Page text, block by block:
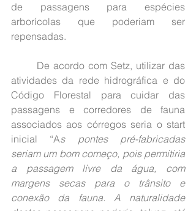
de passagens para espécies
arborícolas que poderiam ser
repensadas.
atividades da rede hidrográfica e do
Código Florestal para cuidar das
passagens e corredores de fauna
associados aos córregos seria o start
inicial “As pontes pré-fabricadas
seriam um bom começo, pois permitiria
a passagem livre da água, com
margens secas para o trânsito e
conexão da fauna. A naturalidade